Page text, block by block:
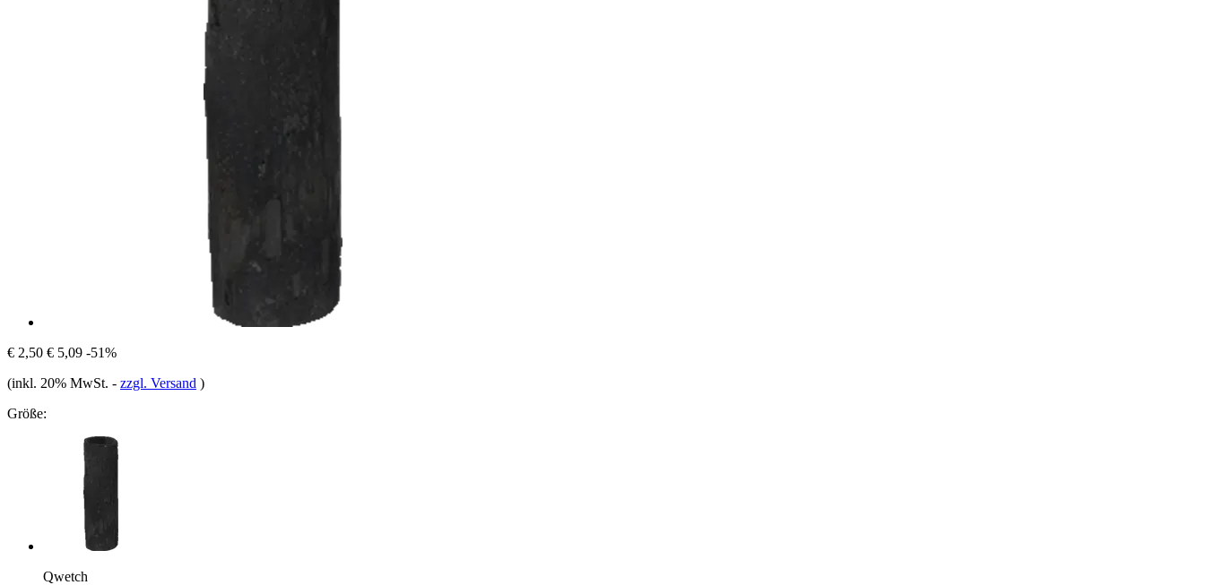
€ 2,50 € 5,09 -51%
(inkl. 20% MwSt. - zzgl. Versand )
Größe:
Qwetch